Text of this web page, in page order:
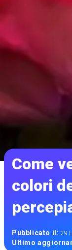
Come
colori
Pubblicato il:29
Ultimo